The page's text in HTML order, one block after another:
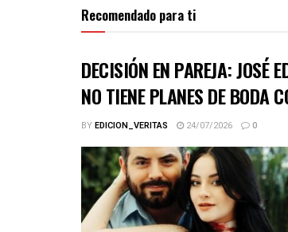
Recomendado para ti
DECISIÓN EN PAREJA: JOSÉ
NO TIENE PLANES DE BODA
BYEDICION_VERITAS 24/07/2026 0